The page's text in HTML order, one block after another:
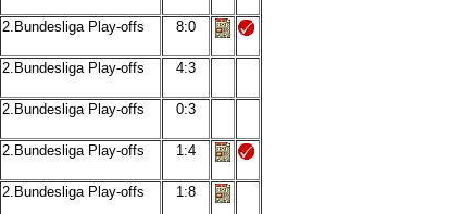
2.Bundesliga Play-offs 8:0
2.Bundesliga Play-offs 4:3
2.Bundesliga Play-offs 0:3
2.Bundesliga Play-offs 1:4
2.Bundesliga Play-offs 1:8